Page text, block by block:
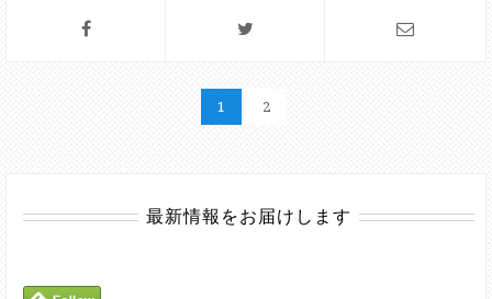
1 2
最新情報をお届けします